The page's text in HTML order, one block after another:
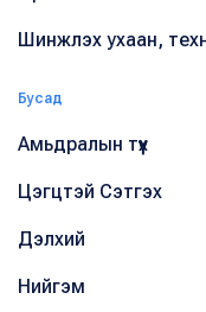
Шинжлэх ухаан,
Бусад
Амьдралын түүх
Цэгцтэй Сэтгэх
Дэлхий
Нийгэм